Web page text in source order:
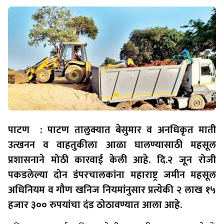
पाटण : पाटण तालुक्यात बेसुमार व अनधिकृत माती
उत्खनन व वाहतुकीला आळा घालण्यासाठी महसूल
प्रशासनाने मोठी कारवाई केली आहे. दि.२ जून रोजी
पकडलेल्या दोन डंपरचालकांना महाराष्ट्र जमीन महसूल
अधिनियम व गौण खनिज नियमांनुसार प्रत्येकी २ लाख १५
हजार ३०० रुपयांचा दंड ठोठावण्यात आला आहे.